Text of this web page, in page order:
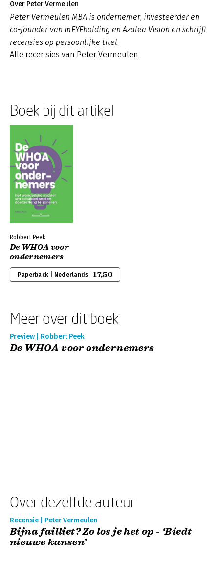
Over Peter Vermeulen
Peter Vermeulen MBA is ondernemer, investeerder en
co-founder van mEYEholding en Azalea Vision en schrijft
recensies op persoonlijke titel.
Alle recensies van Peter Vermeulen
Boek bij dit artikel
Robbert Peek
De WHOA voor
ondernemers
Paperback | Nederlands 17,50
Meer over dit boek
Preview | Robbert Peek
De WHOA voor ondernemers
Over dezelfde auteur
Recensie | Peter Vermeulen
Bijna failliet? Zo los je het op - ‘Biedt
nieuwe kansen’